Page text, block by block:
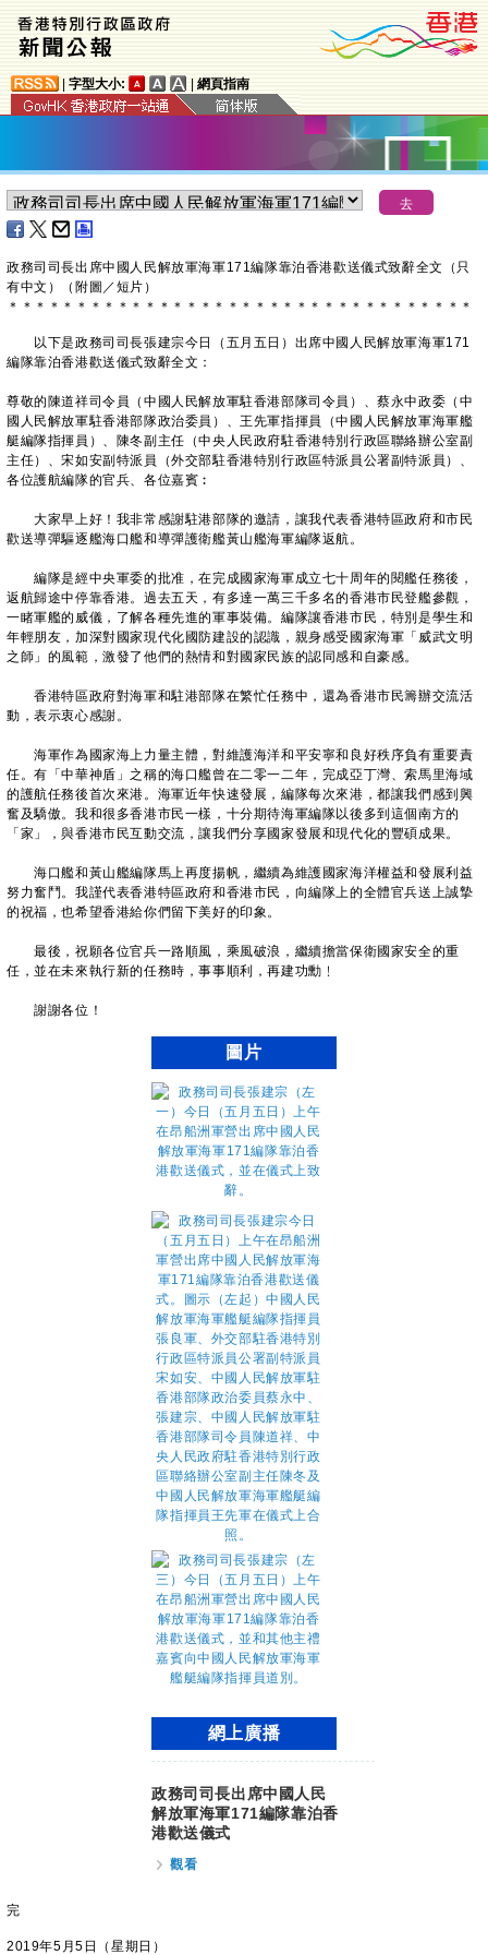
字型大小: 網頁指南
政務司司長出席中國人民解放軍海軍171編隊靠泊香港歡送儀式致辭全文（只
有中文）
（附圖／短片）
＊ ＊ ＊ ＊ ＊ ＊ ＊ ＊ ＊ ＊ ＊ ＊ ＊ ＊ ＊ ＊ ＊ ＊ ＊ ＊ ＊ ＊ ＊ ＊ ＊ ＊ ＊ ＊ ＊ ＊ ＊ ＊ ＊ ＊
以下是政務司司長張建宗今日（五月五日）出席中國人民解放軍海軍171
編隊靠泊香港歡送儀式致辭全文：
尊敬的陳道祥司令員（中國人民解放軍駐香港部隊司令員）、蔡永中政委（中
國人民解放軍駐香港部隊政治委員）、王先軍指揮員（中國人民解放軍海軍艦
艇編隊指揮員）、陳冬副主任（中央人民政府駐香港特別行政區聯絡辦公室副
主任）、宋如安副特派員（外交部駐香港特別行政區特派員公署副特派員）、
各位護航編隊的官兵、各位嘉賓︰
大家早上好！我非常感謝駐港部隊的邀請，讓我代表香港特區政府和市民
歡送導彈驅逐艦海口艦和導彈護衛艦黃山艦海軍編隊返航。
編隊是經中央軍委的批准，在完成國家海軍成立七十周年的閱艦任務後，
返航歸途中停靠香港。過去五天，有多達一萬三千多名的香港市民登艦參觀，
一睹軍艦的威儀，了解各種先進的軍事裝備。編隊讓香港市民，特別是學生和
年輕朋友，加深對國家現代化國防建設的認識，親身感受國家海軍「威武文明
之師」的風範，激發了他們的熱情和對國家民族的認同感和自豪感。
香港特區政府對海軍和駐港部隊在繁忙任務中，還為香港市民籌辦交流活
動，表示衷心感謝。
海軍作為國家海上力量主體，對維護海洋和平安寧和良好秩序負有重要責
任。有「中華神盾」之稱的海口艦曾在二零一二年，完成亞丁灣、索馬里海域
的護航任務後首次來港。海軍近年快速發展，編隊每次來港，都讓我們感到興
奮及驕傲。我和很多香港市民一樣，十分期待海軍編隊以後多到這個南方的
「家」，與香港市民互動交流，讓我們分享國家發展和現代化的豐碩成果。
海口艦和黃山艦編隊馬上再度揚帆，繼續為維護國家海洋權益和發展利益
努力奮鬥。我謹代表香港特區政府和香港市民，向編隊上的全體官兵送上誠摯
的祝福，也希望香港給你們留下美好的印象。
最後，祝願各位官兵一路順風，乘風破浪，繼續擔當保衛國家安全的重
任，並在未來執行新的任務時，事事順利，再建功勳﹗
謝謝各位！
圖片
網上廣播
政務司司長出席中國人民
解放軍海軍171編隊靠泊香
港歡送儀式
觀看
完
2019年5月5日（星期日）